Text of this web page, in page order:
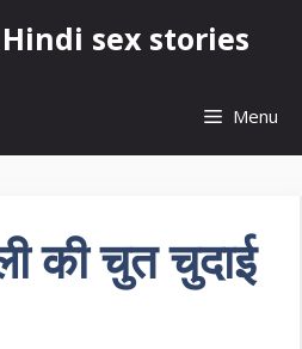
sex stories
Menu
की चुत चुदाई